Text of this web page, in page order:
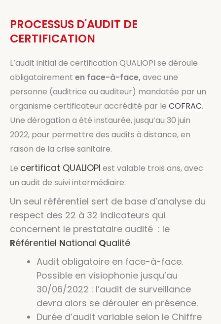
PROCESSUS D'AUDIT DE
CERTIFICATION
L’audit initial de certification QUALIOPI se déroule
obligatoirement en face-à-face,avec une
personne (auditrice ou auditeur) mandatée par un
organisme certificateur accrédité par le COFRAC.
Une dérogation a été instaurée, jusqu’au 30 juin
2022, pour permettre des audits à distance, en
raison de la crise sanitaire.
Le certificat QUALIOPI est valable trois ans, avec
un audit de suivi intermédiaire.
Un seul référentiel sert de base d’analyse du
respect des 22 à 32 indicateurs qui
concernent le prestataire audité : le
Référentiel National Qualité
Audit obligatoire en face-à-face.
Possible en visiophonie jusqu’au
30/06/2022 : l’audit de surveillance
devra alors se dérouler en présence.
Durée d’audit variable selon le Chiffre